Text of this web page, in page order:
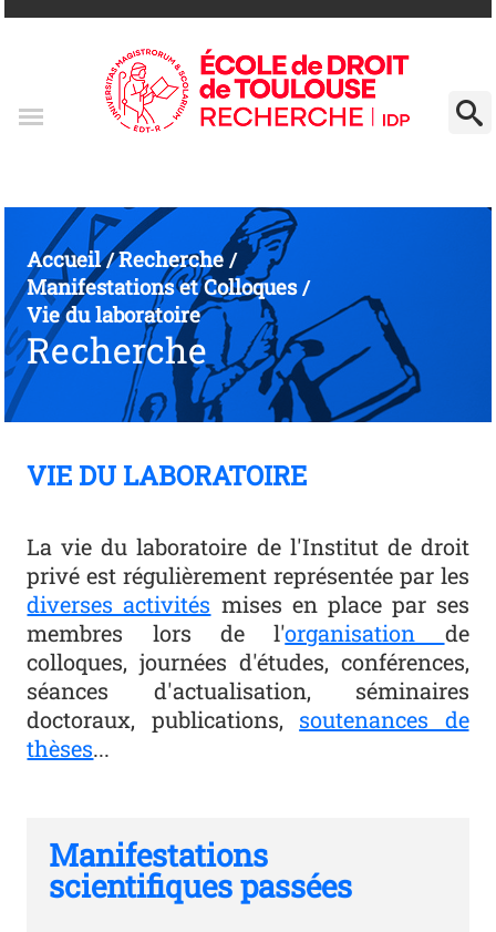
Accueil/Recherche/
Manifestations et Colloques/
Vie du laboratoire
Recherche
VIE DU LABORATOIRE
La vie du laboratoire de l'Institut de droit
privé est régulièrement représentée par les
diverses activités mises en place par ses
membres lors de l'organisation de
colloques, journées d'études, conférences,
séances d'actualisation, séminaires
doctoraux, publications, soutenances de
thèses...
Manifestations
scientifiques passées